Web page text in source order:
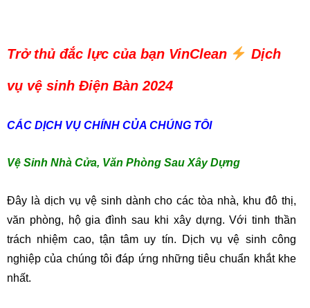
Trở thủ đắc lực của bạn VinClean Dịch
vụ vệ sinh Điện Bàn 2024
CÁC DỊCH VỤ CHÍNH CỦA CHÚNG TÔI
Vệ Sinh Nhà Cửa, Văn Phòng Sau Xây Dựng
Đây là dịch vụ vệ sinh dành cho các tòa nhà, khu đô thị,
văn phòng, hộ gia đình sau khi xây dựng. Với tinh thần
trách nhiệm cao, tận tâm uy tín. Dịch vụ vệ sinh công
nghiệp của chúng tôi đáp ứng những tiêu chuẩn khắt khe
nhất.